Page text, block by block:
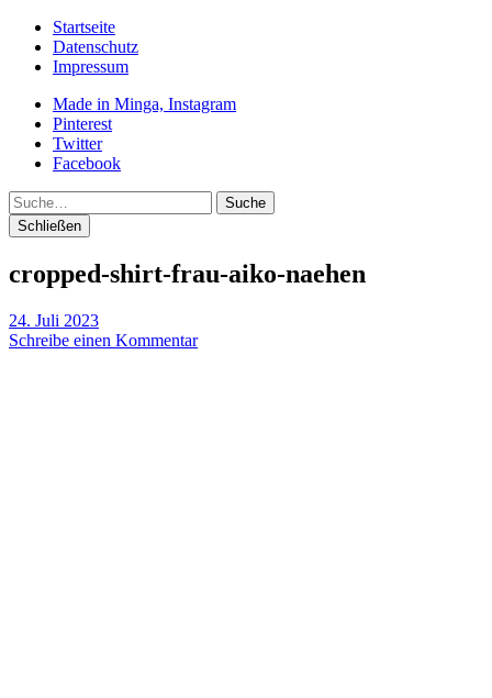
Startseite
Datenschutz
Impressum
Made in Minga, Instagram
Pinterest
Twitter
Facebook
Suche
Schließen
cropped-shirt-frau-aiko-naehen
24. Juli 2023
Schreibe einen Kommentar